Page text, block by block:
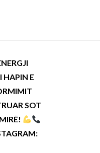
HAPIN E
SOT